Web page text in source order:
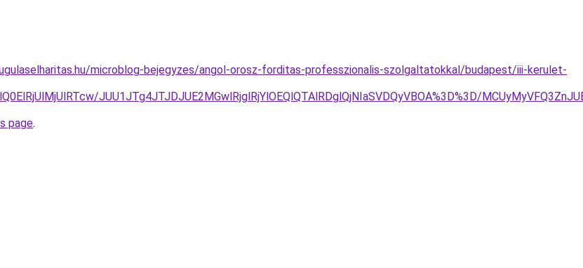
microblog-bejegyzes/angol-orosz-forditas-professzionalis-szolgaltatokkal/budapest/iii-kerulet-
JUU1JTg4JTJDJUE2MGwlRjglRjYlOEQlQTAlRDglQjNIaSVDQyVBOA%3D%3D/
page.